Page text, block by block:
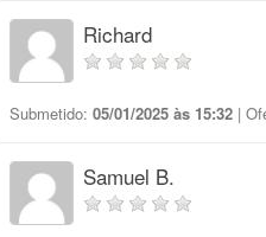
Richard
Submetido: 05/01/2025 às 15:32 |
Samuel B.